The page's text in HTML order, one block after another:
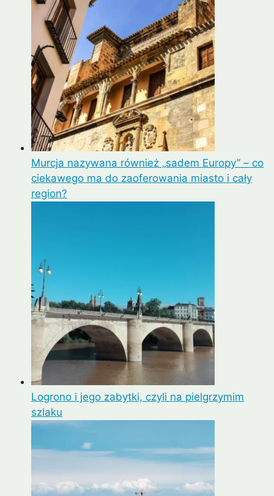
Murcja nazywana również „sadem Europy” – co
ciekawego ma do zaoferowania miasto i cały
region?
Logrono i jego zabytki, czyli na pielgrzymim
szlaku